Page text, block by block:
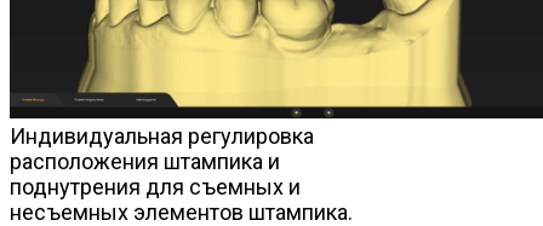
Индивидуальная регулировка
расположения штампика и
поднутрения для съемных и
несъемных элементов штампика.